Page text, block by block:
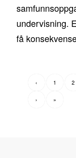
undervisning.
få
‹ 1 2
› »